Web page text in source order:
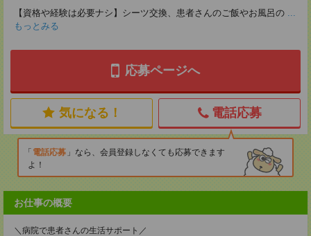
【資格や経験は必要ナシ】シーツ交換、患者さんのご飯やお風呂の ...
もっとみる
応募ページへ
気になる！ 電話応募
電話応募
なら、会員登録しなくても応募できます
よ！
お仕事の概要
＼病院で患者さんの生活サポート／